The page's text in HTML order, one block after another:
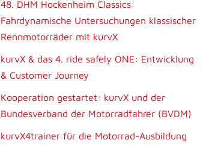
48. DHM Hockenheim Classics:
Fahrdynamische Untersuchungen klassischer
Rennmotorräder mit kurvX
kurvX & das 4. ride safely ONE: Entwicklung
& Customer Journey
Kooperation gestartet: kurvX und der
Bundesverband der Motorradfahrer (BVDM)
kurvX4trainer für die Motorrad-Ausbildung